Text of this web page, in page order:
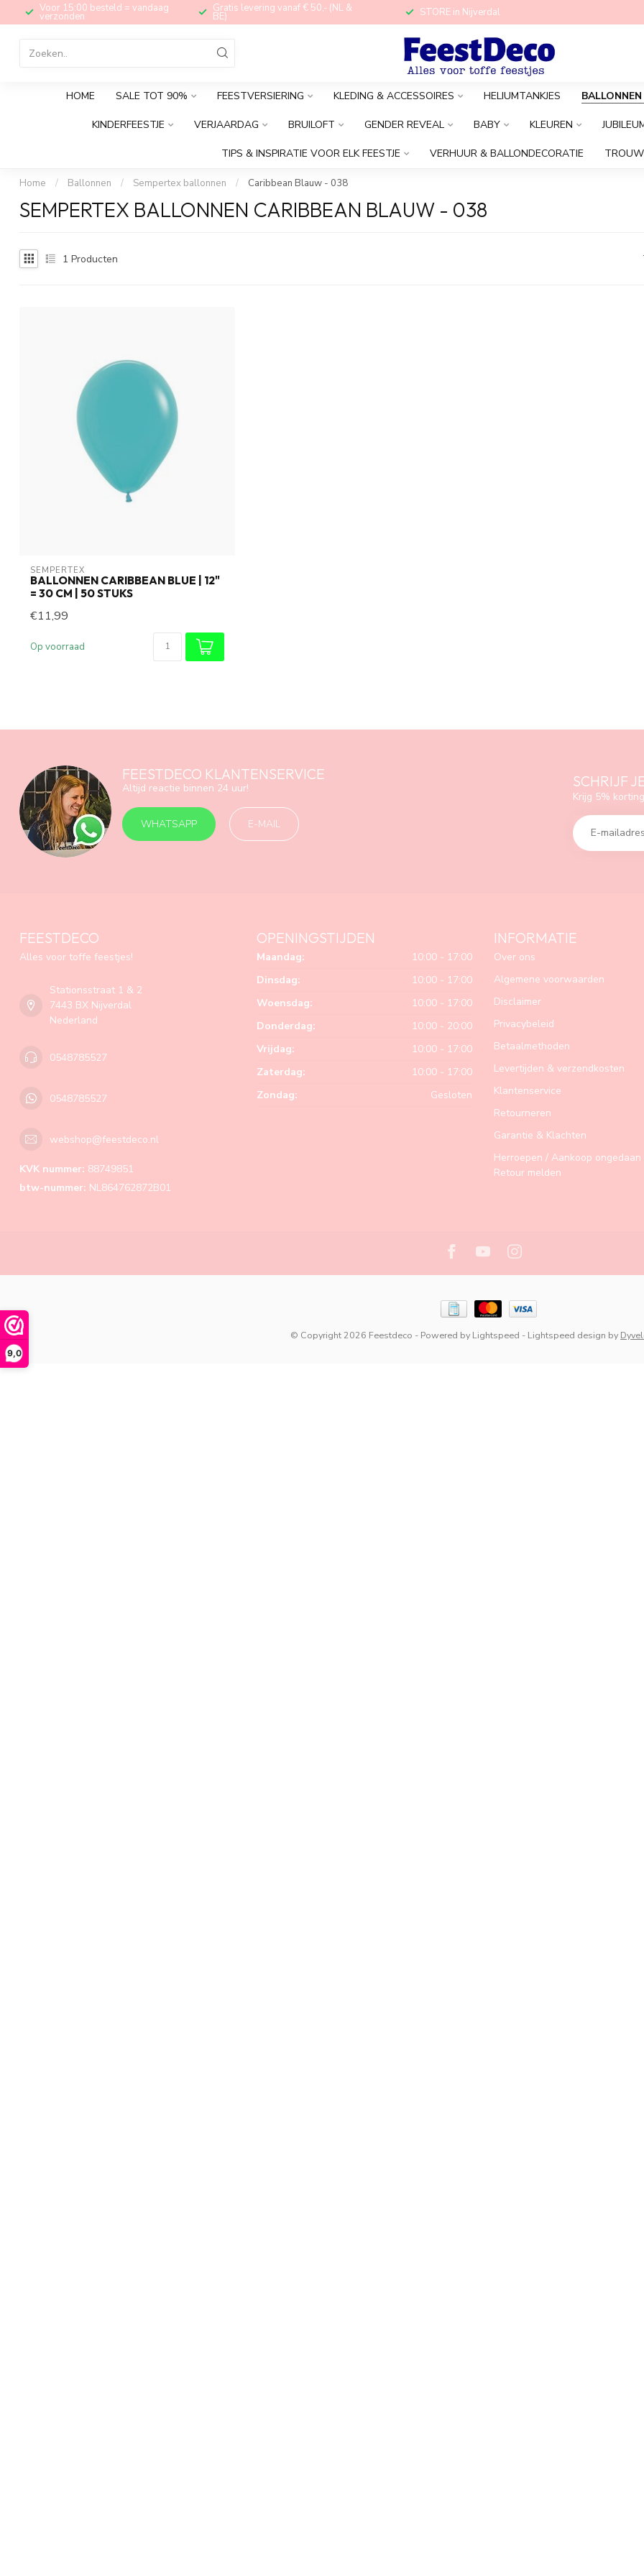
9,0
Voor 15:00 besteld = vandaag
verzonden
Gratis levering vanaf € 50,- (NL &
BE) STORE in Nijverdal
HOME SALE TOT 90% FEESTVERSIERING KLEDING & ACCESSOIRES HELIUMTANKJES BALLONNEN
KINDERFEESTJE VERJAARDAG BRUILOFT GENDER REVEAL BABY KLEUREN
TIPS & INSPIRATIE VOOR ELK FEESTJE VERHUUR & BALLONDECORATIE
Home / Ballonnen / Sempertex ballonnen / Caribbean Blauw - 038
SEMPERTEX BALLONNEN CARIBBEAN BLAUW - 038
1 Producten
SEMPERTEX
BALLONNEN CARIBBEAN BLUE | 12"
= 30 CM | 50 STUKS
€11,99
Op voorraad
FEESTDECO KLANTENSERVICE
Altijd reactie binnen 24 uur!
WHATSAPP E-MAIL
SCHRIJF
Krijg 5%
FEESTDECO
Alles voor toffe feestjes!
Stationsstraat 1 & 2
7443 BX Nijverdal
Nederland
0548785527
0548785527
webshop@feestdeco.nl
KVK nummer: 88749851
btw-nummer: NL864762872B01
OPENINGSTIJDEN
Maandag:
10:00 - 17:00
Dinsdag:
10:00 - 17:00
Woensdag:
10:00 - 17:00
Donderdag:
10:00 - 20:00
Vrijdag:
10:00 - 17:00
Zaterdag:
10:00 - 17:00
Zondag:
Gesloten
INFORMATIE
Over ons
Algemene voorwaarden
Disclaimer
Privacybeleid
Betaalmethoden
Levertijden & verzendkosten
Klantenservice
Retourneren
Garantie & Klachten
Herroepen / Aankoop ongedaan
Retour melden
© Copyright 2026 Feestdeco - Powered by Lightspeed - Lightspeed design by